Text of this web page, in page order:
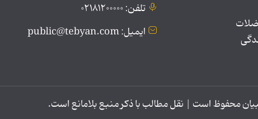
تلفن: ۰۲۱۸۱۲۰۰۰۰۰
ایمیل: public@tebyan.com
محفوظ است | نقل مطالب با ذکر منبع بلامانع است.